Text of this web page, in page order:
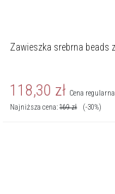
Zawieszka srebrna beads
118,30 zł Cena
Najniższa cena:169zł (-30%)